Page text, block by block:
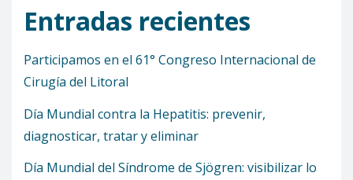
Entradas recientes
Participamos en el 61° Congreso Internacional de
Cirugía del Litoral
Día Mundial contra la Hepatitis: prevenir,
diagnosticar, tratar y eliminar
Día Mundial del Síndrome de Sjögren: visibilizar lo